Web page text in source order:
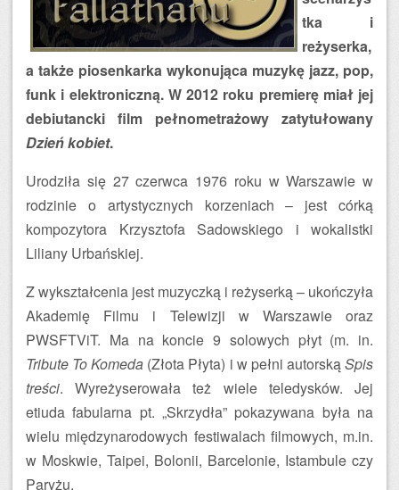
tka i
reżyserka,
a także piosenkarka wykonująca muzykę jazz, pop,
funk i elektroniczną. W 2012 roku premierę miał jej
debiutancki film pełnometrażowy zatytułowany
Dzień kobiet.
Urodziła się 27 czerwca 1976 roku w Warszawie w
rodzinie o artystycznych korzeniach – jest córką
kompozytora Krzysztofa Sadowskiego i wokalistki
Liliany Urbańskiej.
Z wykształcenia jest muzyczką i reżyserką – ukończyła
Akademię Filmu i Telewizji w Warszawie oraz
PWSFTViT. Ma na koncie 9 solowych płyt (m. in.
Tribute To Komeda (Złota Płyta) i w pełni autorskąSpis
treści. Wyreżyserowała też wiele teledysków. Jej
etiuda fabularna pt. „Skrzydła” pokazywana była na
wielu międzynarodowych festiwalach filmowych, m.in.
w Moskwie, Taipei, Bolonii, Barcelonie, Istambule czy
Paryżu.